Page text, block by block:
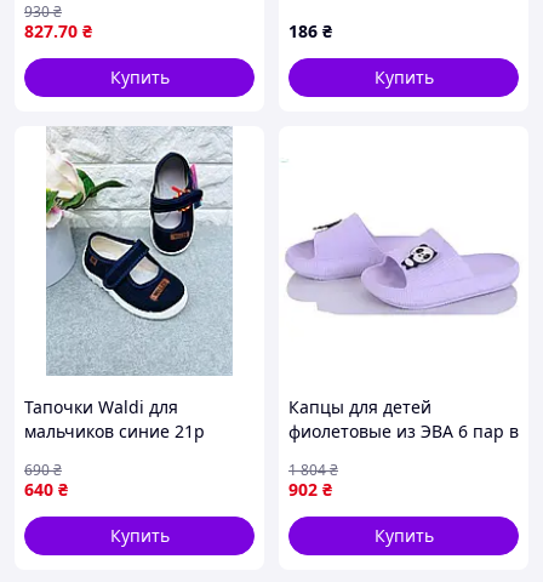
девочки 31 32 33 34 35 32
827.70 ₴
930₴
Купить
186 ₴
Купить
Тапочки Waldi для
мальчиков синие 21р
640 ₴
690₴
Купить
Капцы для детей
фиолетовые из ЭВА 6 пар в
использования
902 ₴
1 804₴
Купить